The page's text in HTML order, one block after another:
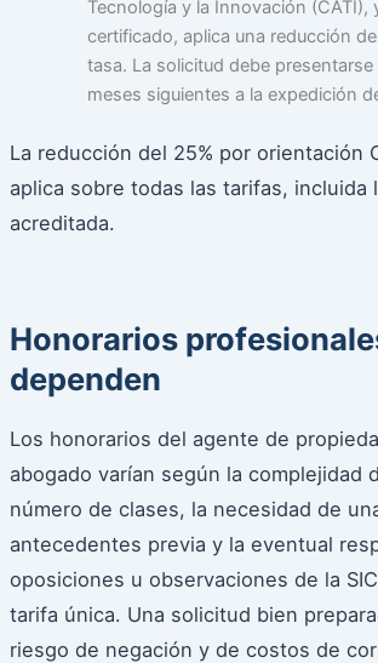
Tecnología y la Innovación (CATI),
certificado, aplica una reducción
tasa. La solicitud debe
meses siguientes a la expedición
La reducción del 25% por orientación
aplica sobre todas las tarifas, incluida
acreditada.
Honorarios
dependen
Los honorarios del agente de
abogado varían según la complejidad
número de clases, la necesidad de
antecedentes previa y la eventual
oposiciones u observaciones de la
tarifa única. Una solicitud bien
riesgo de negación y de costos de